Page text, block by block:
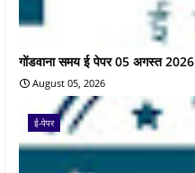
गोंडवाना समय ई पेपर 05 अगस्त 2026
August 05, 2026
ई-पेपर